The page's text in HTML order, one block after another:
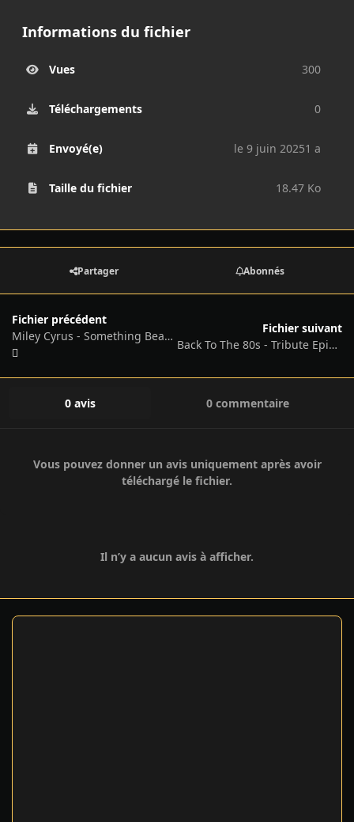
Informations du fichier
Vues 300
Téléchargements 0
Envoyé(e) le 9 juin 20251 a
Taille du fichier 18.47 Ko
Partager Abonnés
Fichier précédent
Miley Cyrus - Something Beautiful - MP3 - 2025
Fichier suivant
Back To The 80s - Tribute Episode
0 avis 0 commentaire
Vous pouvez donner un avis uniquement après avoir
téléchargé le fichier.
Il n’y a aucun avis à afficher.